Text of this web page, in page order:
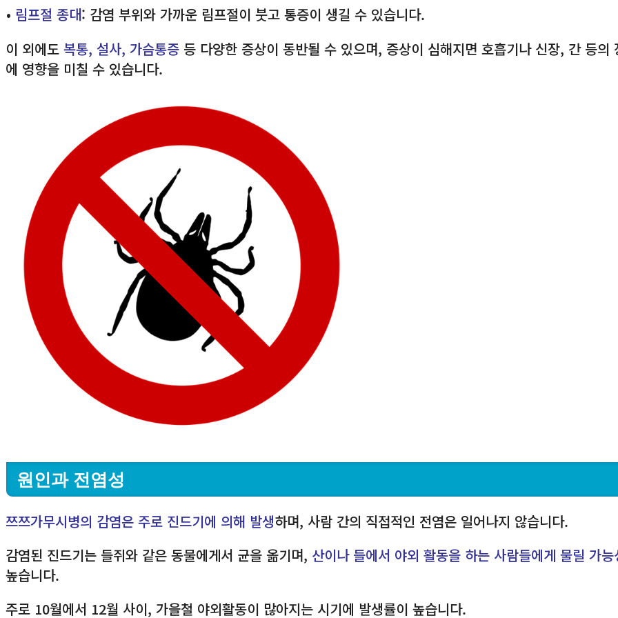
• 림프절 종대: 감염 부위와 가까운 림프절이 붓고 통증이 생길 수 있습니다.
이 외에도 복통, 설사, 가슴통증 등 다양한 증상이 동반될 수 있으며, 증상이 심해지면 호흡기나 신장, 간 등의
에 영향을 미칠 수 있습니다.
원인과 전염성
쯔쯔가무시병의 감염은 주로 진드기에 의해 발생하며, 사람 간의 직접적인 전염은 일어나지 않습니다.
감염된 진드기는 들쥐와 같은 동물에게서 균을 옮기며, 산이나 들에서 야외 활동을 하는 사람들에게 물릴 가능
높습니다.
주로 10월에서 12월 사이, 가을철 야외활동이 많아지는 시기에 발생률이 높습니다.